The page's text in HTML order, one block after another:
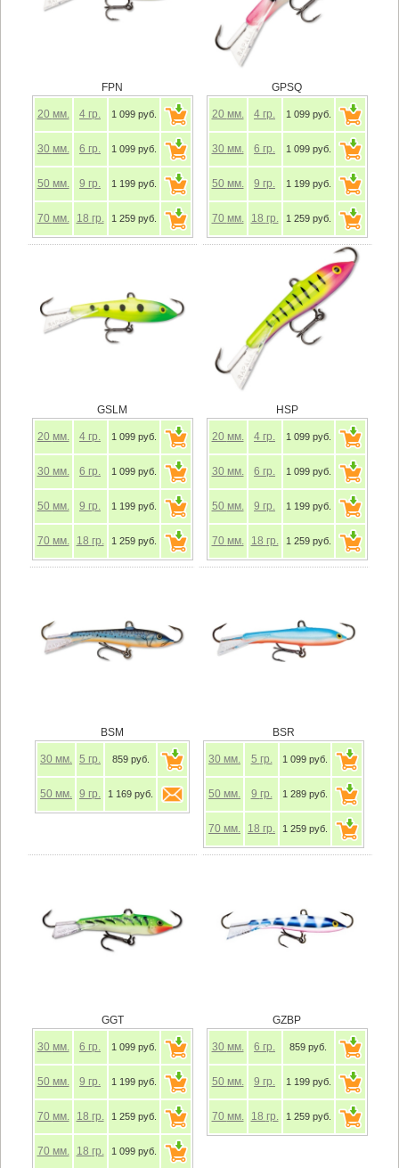
FPN
20 мм. 4 гр. 1 099 руб.
30 мм. 6 гр. 1 099 руб.
50 мм. 9 гр. 1 199 руб.
70 мм. 18 гр. 1 259 руб.
GPSQ
20 мм. 4 гр. 1 099 руб.
30 мм. 6 гр. 1 099 руб.
50 мм. 9 гр. 1 199 руб.
70 мм. 18 гр. 1 259 руб.
GSLM
20 мм. 4 гр. 1 099 руб.
30 мм. 6 гр. 1 099 руб.
50 мм. 9 гр. 1 199 руб.
70 мм. 18 гр. 1 259 руб.
HSP
20 мм. 4 гр. 1 099 руб.
30 мм. 6 гр. 1 099 руб.
50 мм. 9 гр. 1 199 руб.
70 мм. 18 гр. 1 259 руб.
BSM
30 мм. 5 гр. 859 руб.
50 мм. 9 гр. 1 169 руб.
BSR
30 мм. 5 гр. 1 099 руб.
50 мм. 9 гр. 1 289 руб.
70 мм. 18 гр. 1 259 руб.
GGT
30 мм. 6 гр. 1 099 руб.
50 мм. 9 гр. 1 199 руб.
70 мм. 18 гр. 1 259 руб.
70 мм. 18 гр. 1 099 руб.
GZBP
30 мм. 6 гр. 859 руб.
50 мм. 9 гр. 1 199 руб.
70 мм. 18 гр. 1 259 руб.